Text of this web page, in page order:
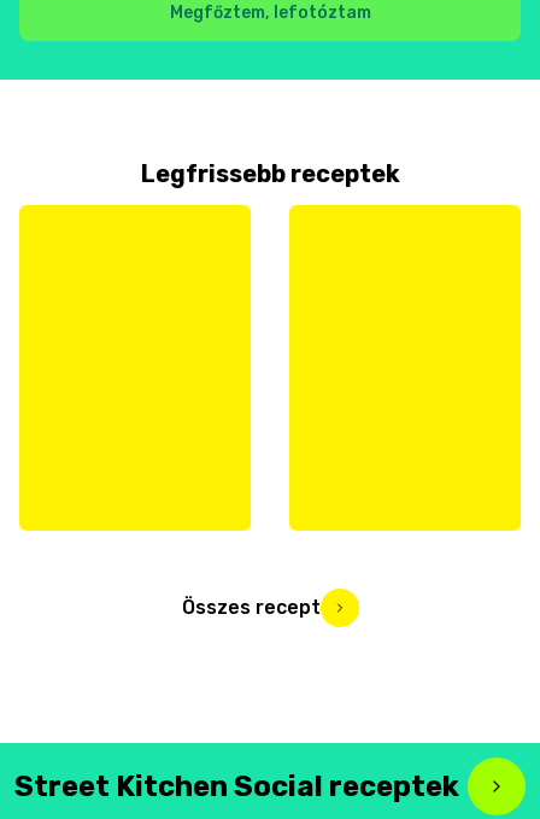
Megfőztem, lefotóztam
Legfrissebb receptek
Összes recept
Street Kitchen Social receptek